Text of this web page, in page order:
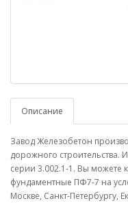
Описание
Завод Железобетон
дорожного строительства.
серии 3.002.1-1. Вы можете
фундаментные ПФ7-7 на
Москве, Санкт-Петербургу,